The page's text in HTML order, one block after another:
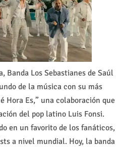
Banda Los Sebastianes de Saúl
de la música con su más
Hora Es,” una colaboración que
del pop latino Luis Fonsi.
en un favorito de los fanáticos,
a nivel mundial. Hoy, la banda